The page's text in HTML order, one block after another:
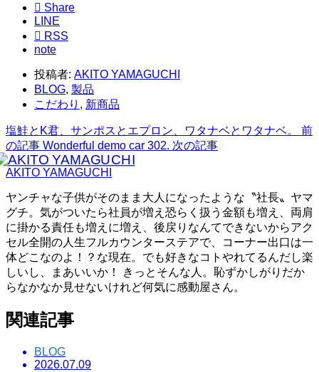
 Share
LINE
 RSS
note
投稿者: AKITO YAMAGUCHI
BLOG, 製品
こだわり , 新商品
塩鮭とK君、サンポスとエプロン、ワタナベとワタナベ。
前
の記事 Wonderful demo car 302. 次の記事
AKITO YAMAGUCHI
ヤンチャな子供がそのまま大人になったような〝社長〟ヤマ
グチ。気がついたら社員が増え恐らく扱う金額も増え、両肩
に掛かる責任も増えに増え、後戻りなんてできないからアク
セル全開の人生フルカウンターステアで、コーナー出口は一
体どこなのよ！？な現在。でも好きなコトやれてるんだし楽
しいし、まあいいか！ きっとそんな人。恥ずかしがりだか
らなかなか見せないけれど何気に感動屋さん。
関連記事
BLOG
2026.07.09